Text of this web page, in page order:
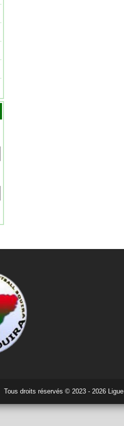
Tous droits réservés © 2023 - 2026